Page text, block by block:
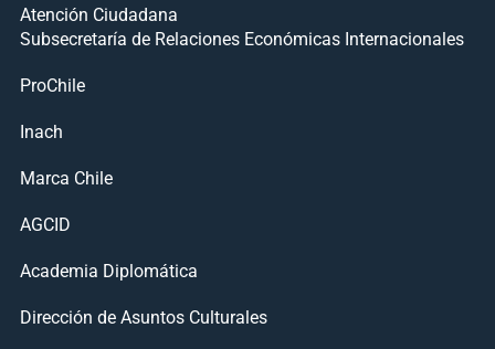
Atención Ciudadana
Subsecretaría de Relaciones Económicas Internacionales
ProChile
Inach
Marca Chile
AGCID
Academia Diplomática
Dirección de Asuntos Culturales